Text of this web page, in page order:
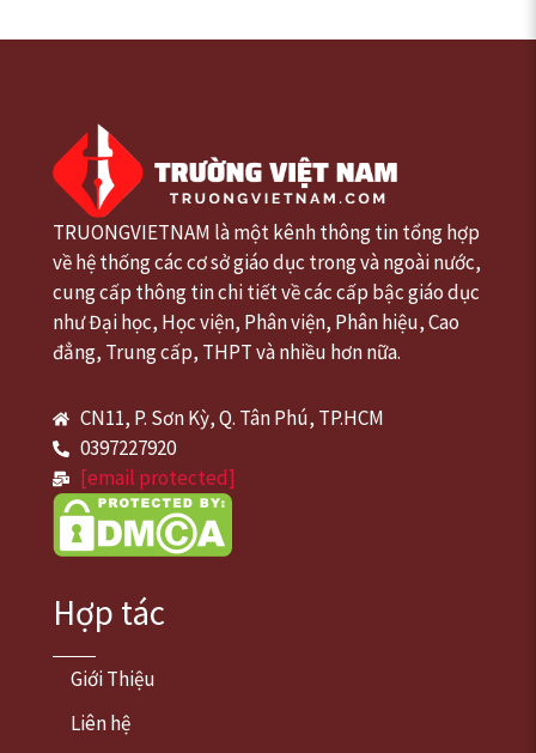
TRUONGVIETNAM là một kênh thông tin tổng hợp
về hệ thống các cơ sở giáo dục trong và ngoài nước,
cung cấp thông tin chi tiết về các cấp bậc giáo dục
như Đại học, Học viện, Phân viện, Phân hiệu, Cao
đẳng, Trung cấp, THPT và nhiều hơn nữa.
CN11, P. Sơn Kỳ, Q. Tân Phú, TP.HCM
0397227920
[email protected]
Hợp tác
Giới Thiệu
Liên hệ